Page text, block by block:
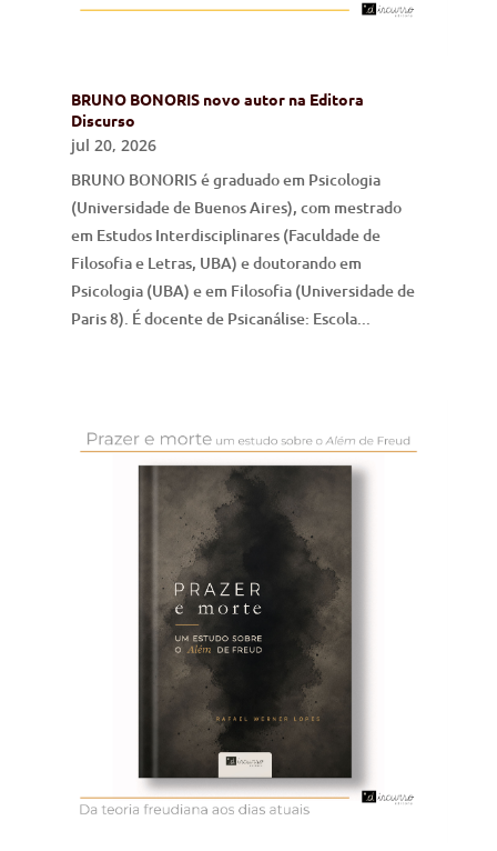
BRUNO BONORIS novo autor na Editora
Discurso
jul 20, 2026
BRUNO BONORIS é graduado em Psicologia
(Universidade de Buenos Aires), com mestrado
em Estudos Interdisciplinares (Faculdade de
Filosofia e Letras, UBA) e doutorando em
Psicologia (UBA) e em Filosofia (Universidade de
Paris 8). É docente de Psicanálise: Escola...